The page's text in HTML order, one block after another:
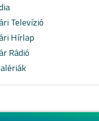
Televízió
Hírlap
Rádió